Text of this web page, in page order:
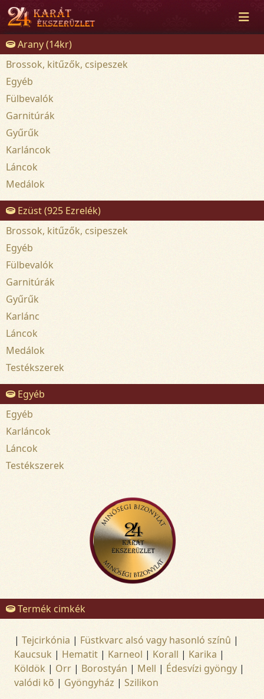
Arany (14kr)
Brossok, kitűzők, csipeszek
Egyéb
Fülbevalók
Garnitúrák
Gyűrűk
Karláncok
Láncok
Medálok
Ezüst (925 Ezrelék)
Brossok, kitűzők, csipeszek
Egyéb
Fülbevalók
Garnitúrák
Gyűrűk
Karlánc
Láncok
Medálok
Testékszerek
Egyéb
Egyéb
Karláncok
Láncok
Testékszerek
Termék cimkék
| Tejcirkónia | Füstkvarc alsó vagy hasonló színû |
Kaucsuk | Hematit | Karneol | Korall | Karika |
Köldök | Orr | Borostyán | Mell | Édesvízi gyöngy |
valódi kõ | Gyöngyház | Szilikon